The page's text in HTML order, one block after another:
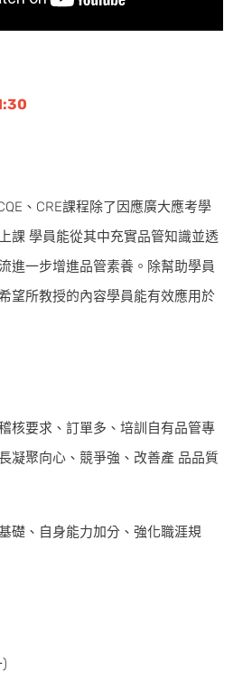
、CRE課程除了因應廣大應考學
課 學員能從其中充實品管知識並透
進一步增進品管素養。除幫助學員
望所教授的內容學員能有效應用於
核要求、訂單多、培訓自有品管專
凝聚向心、競爭強、改善產 品品質
礎、自身能力加分、強化職涯規